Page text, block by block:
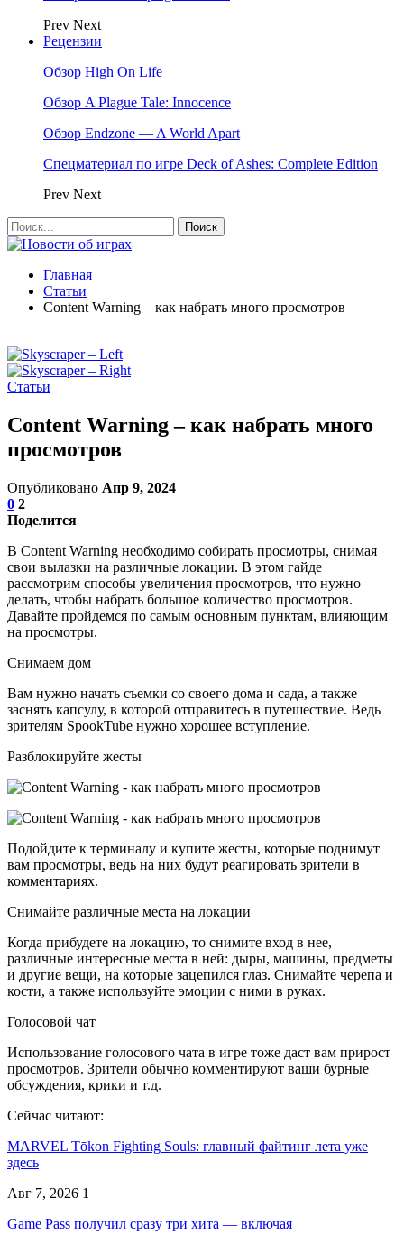
Prev Next
Рецензии
Обзор High On Life
Обзор A Plague Tale: Innocence
Обзор Endzone — A World Apart
Спецматериал по игре Deck of Ashes: Complete Edition
Prev Next
Главная
Статьи
Content Warning – как набрать много просмотров
Статьи
Content Warning – как набрать много
просмотров
Опубликовано Апр 9, 2024
0 2
Поделится
В Content Warning необходимо собирать просмотры, снимая
свои вылазки на различные локации. В этом гайде
рассмотрим способы увеличения просмотров, что нужно
делать, чтобы набрать большое количество просмотров.
Давайте пройдемся по самым основным пунктам, влияющим
на просмотры.
Снимаем дом
Вам нужно начать съемки со своего дома и сада, а также
заснять капсулу, в которой отправитесь в путешествие. Ведь
зрителям SpookTube нужно хорошее вступление.
Разблокируйте жесты
Подойдите к терминалу и купите жесты, которые поднимут
вам просмотры, ведь на них будут реагировать зрители в
комментариях.
Снимайте различные места на локации
Когда прибудете на локацию, то снимите вход в нее,
различные интересные места в ней: дыры, машины, предметы
и другие вещи, на которые зацепился глаз. Снимайте черепа и
кости, а также используйте эмоции с ними в руках.
Голосовой чат
Использование голосового чата в игре тоже даст вам прирост
просмотров. Зрители обычно комментируют ваши бурные
обсуждения, крики и т.д.
Сейчас читают:
MARVEL Tōkon Fighting Souls: главный файтинг лета уже
здесь
Авг 7, 2026 1
Game Pass получил сразу три хита — включая